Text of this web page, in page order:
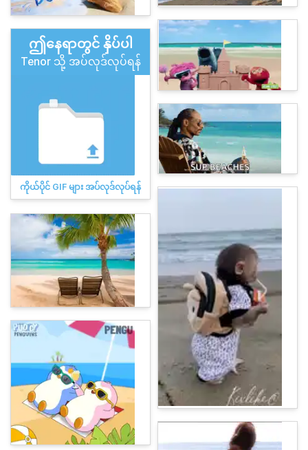
ဤနေရာတွင် နှိပ်ပါ
Tenor သို့ အပ်လုဒ်လုပ်ရန်
ကိုယ်ပိုင် GIF များ အပ်လုဒ်လုပ်ရန်